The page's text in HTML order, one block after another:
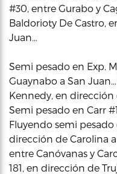
#30, entre Gurabo y
Baldorioty De Castro,
Juan…
Semi pesado en Exp.
Guaynabo a San
Kennedy, en dirección
Semi pesado en Carr
Fluyendo semi
dirección de Carolina
entre Canóvanas y
181, en dirección de